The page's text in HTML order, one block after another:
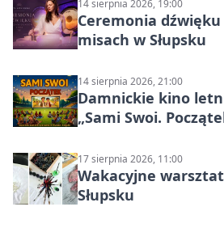
14 sierpnia 2026, 19:00
Ceremonia
misach w Słupsku
14 sierpnia 2026, 21:00
Damnickie kino
„Sami Swoi.
17 sierpnia 2026, 11:00
Wakacyjne
Słupsku